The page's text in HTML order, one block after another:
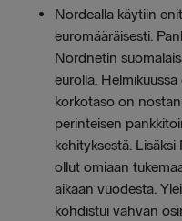
Nordealla käytiin
euromääräisesti.
Nordnetin
eurolla.
korkotaso on
perinteisen
kehityksestä.
ollut omiaan
aikaan vuodesta.
kohdistui vahvan